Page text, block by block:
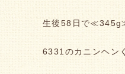
生後58日で
6331のカニンヘン